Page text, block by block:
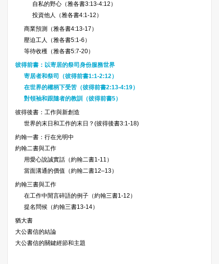
自私的野心（雅各書3:13-4:12）
投資他人（雅各書4:1-12）
商業預測（雅各書4:13-17）
壓迫工人（雅各書5:1-6）
等待收穫（雅各書5:7-20）
彼得前書：以寄居的祭司身份服務世界
寄居者和祭司（彼得前書1:1-2:12）
在世界的權柄下受苦（彼得前書2:13-4:19）
對領袖和跟隨者的教訓（彼得前書5）
彼得後書：工作與新創造
世界的末日和工作的末日？(彼得後書3:1-18)
約翰一書：行在光明中
約翰二書與工作
用愛心說誠實話（約翰二書1-11）
當面溝通的價值（約翰二書12–13）
約翰三書與工作
在工作中閒言碎語的例子（約翰三書1-12）
提名問候（約翰三書13-14）
猶大書
大公書信的結論
大公書信的關鍵經節和主題